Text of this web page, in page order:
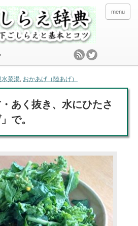
menu
水菜湯, おかあげ（陸あげ）
あく抜き、水にひたさ
で。